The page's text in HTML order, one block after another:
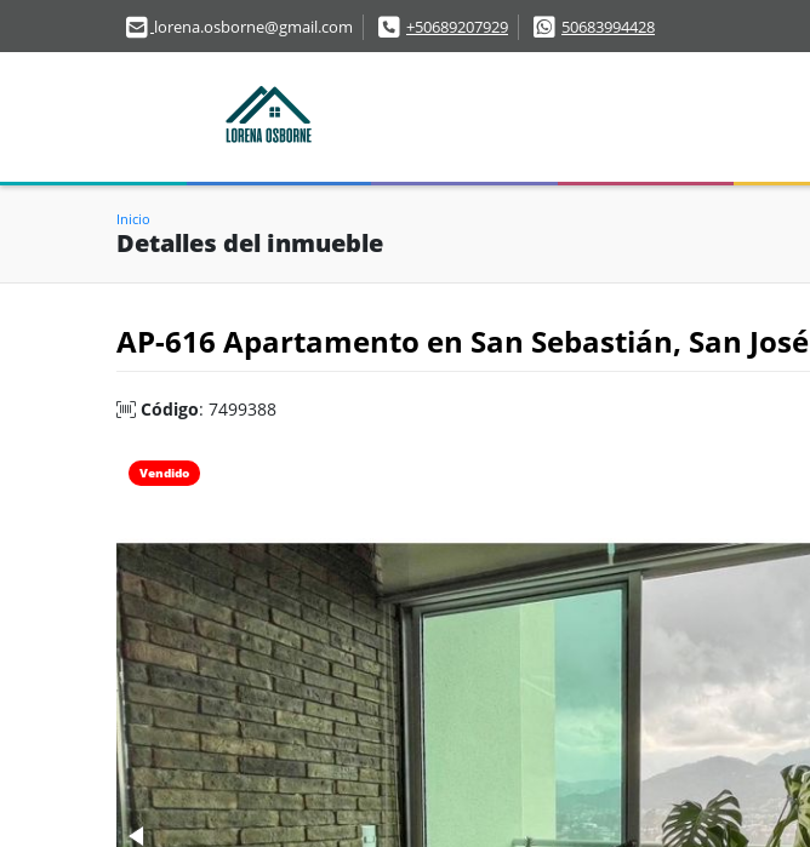
lorena.osborne@gmail.com +50689207929 50683994428
Inicio
Detalles del inmueble
AP-616 Apartamento en San Sebastián, San José
Código: 7499388
Vendido